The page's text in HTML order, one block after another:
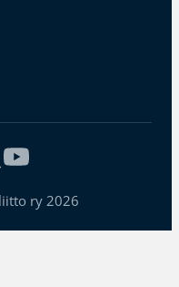
ry 2026